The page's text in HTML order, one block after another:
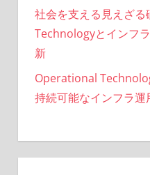
社会を支える見えざ
Technologyとインフ
新
Operational
持続可能なインフラ運